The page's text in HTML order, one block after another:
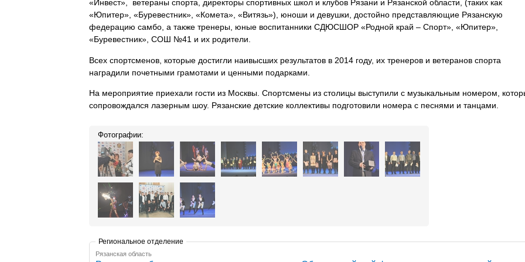
«Инвест», ветераны спорта, директоры спортивных школ и клубов Рязани и Рязанской области, (таких как
«Юпитер», «Буревестник», «Комета», «Витязь»), юноши и девушки, достойно представляющие Рязанскую
федерацию самбо, а также тренеры, юные воспитанники СДЮСШОР «Родной край – Спорт», «Юпитер»,
«Буревестник», СОШ №41 и их родители.
Всех спортсменов, которые достигли наивысших результатов в 2014 году, их тренеров и ветеранов спорта
наградили почетными грамотами и ценными подарками.
На мероприятие приехали гости из Москвы. Спортсмены из столицы выступили с музыкальным номером,
сопровождался лазерным шоу. Рязанские детские коллективы подготовили номера с песнями и танцами.
Фотографии:
Региональное отделение
Рязанская область